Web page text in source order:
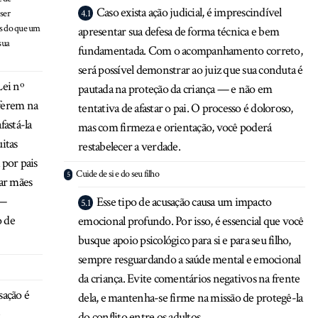
do que um
nº
na
la
pais
mães
de
é
Caso exista ação judicial, é imprescindível
apresentar sua defesa de forma técnica e bem
fundamentada. Com o acompanhamento correto,
será possível demonstrar ao juiz que sua conduta é
pautada na proteção da criança — e não em
tentativa de afastar o pai. O processo é doloroso,
mas com firmeza e orientação, você poderá
restabelecer a verdade.
Cuide de si e do seu filho
Esse tipo de acusação causa um impacto
emocional profundo. Por isso, é essencial que você
busque apoio psicológico para si e para seu filho,
sempre resguardando a saúde mental e emocional
da criança. Evite comentários negativos na frente
dela, e mantenha-se firme na missão de protegê-la